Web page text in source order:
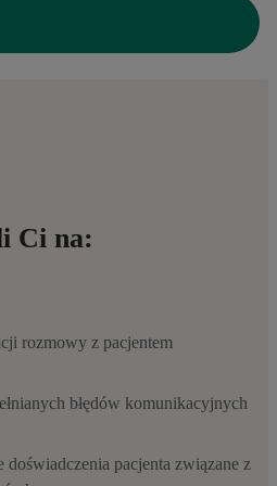
Ci na:
rozmowy z pacjentem
błędów komunikacyjnych
pacjenta związane z